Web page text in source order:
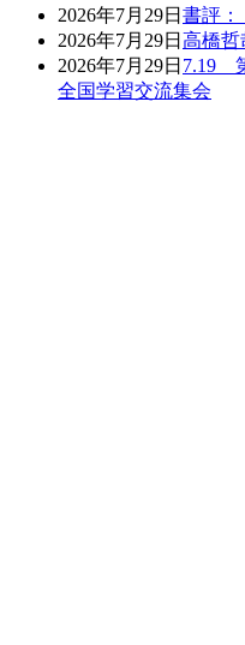
2026年7月29日 書評：
2026年7月29日 高橋哲
2026年7月29日 7.19
全国学習交流集会